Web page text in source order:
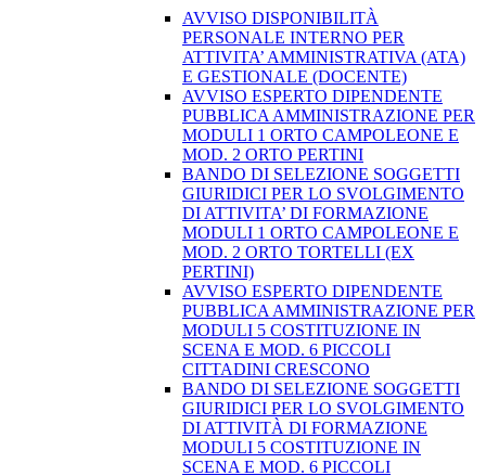
AVVISO DISPONIBILITÀ
PERSONALE INTERNO PER
ATTIVITA’ AMMINISTRATIVA (ATA)
E GESTIONALE (DOCENTE)
AVVISO ESPERTO DIPENDENTE
PUBBLICA AMMINISTRAZIONE PER
MODULI 1 ORTO CAMPOLEONE E
MOD. 2 ORTO PERTINI
BANDO DI SELEZIONE SOGGETTI
GIURIDICI PER LO SVOLGIMENTO
DI ATTIVITA’ DI FORMAZIONE
MODULI 1 ORTO CAMPOLEONE E
MOD. 2 ORTO TORTELLI (EX
PERTINI)
AVVISO ESPERTO DIPENDENTE
PUBBLICA AMMINISTRAZIONE PER
MODULI 5 COSTITUZIONE IN
SCENA E MOD. 6 PICCOLI
CITTADINI CRESCONO
BANDO DI SELEZIONE SOGGETTI
GIURIDICI PER LO SVOLGIMENTO
DI ATTIVITÀ DI FORMAZIONE
MODULI 5 COSTITUZIONE IN
SCENA E MOD. 6 PICCOLI